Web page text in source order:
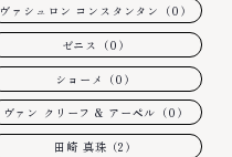
ヴァシュロン コンスタンタン（0）
ゼニス（0）
ショーメ（0）
ヴァン クリーフ & アーペル（0）
田崎 真珠（2）